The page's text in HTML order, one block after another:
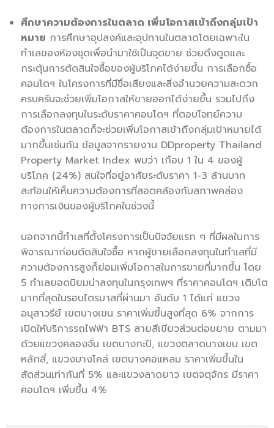
ศึกษาความต้องการในตลาด เพิ่มโอกาสเข้าถึงกลุ่มเป้า
หมาย การศึกษาอุปสงค์และอุปทานในตลาดโดยเฉพาะใน
ทำเลของห้องชุดเพื่อนำมาใช้เป็นจุดขาย ช่วยดึงดูดและ
กระตุ้นการตัดสินใจซื้อของผู้บริโภคได้ง่ายขึ้น การเลือกซื้อ
คอนโดฯ ในโครงการที่มีชื่อเสียงและสิ่งอำนวยความสะดวก
ครบครันจะช่วยเพิ่มโอกาสให้ขายออกได้ง่ายขึ้น รวมไปถึง
การเลือกลงทุนในระดับราคาคอนโดฯ ที่ตอบโจทย์ความ
ต้องการในตลาดก็จะช่วยเพิ่มโอกาสเข้าถึงกลุ่มเป้าหมายได้
มากขึ้นเช่นกัน ข้อมูลจากรายงาน DDproperty Thailand
Property Market Index พบว่า เกือบ 1 ใน 4 ของผู้
บริโภค (24%) สนใจที่อยู่อาศัยระดับราคา 1-3 ล้านบาท
สะท้อนให้เห็นความต้องการที่สอดคล้องกับสภาพคล่อง
ทางการเงินของผู้บริโภคในช่วงนี้
นอกจากนี้ทำเลที่ตั้งโครงการเป็นปัจจัยแรก ๆ ที่มีผลในการ
พิจารณาก่อนตัดสินใจซื้อ หากผู้ขายเลือกลงทุนในทำเลที่มี
ความต้องการสูงก็ย่อมเพิ่มโอกาสในการขายที่มากขึ้น โดย
5 ทำเลยอดนิยมน่าลงทุนในกรุงเทพฯ ที่ราคาคอนโดฯ เติบโต
มากที่สุดในรอบไตรมาสที่ผ่านมา อันดับ 1 ได้แก่ แขวง
อนุสาวรีย์ เขตบางเขน ราคาเพิ่มขึ้นสูงที่สุด 6% จากการ
เปิดให้บริการรถไฟฟ้า BTS สายสีเขียวส่วนต่อขยาย ตามมา
ด้วยแขวงคลองจั่น เขตบางกะปิ, แขวงตลาดบางเขน เขต
หลักสี่, แขวงบางโคล่ เขตบางคอแหลม ราคาเพิ่มขึ้นใน
สัดส่วนเท่ากันที่ 5% และแขวงลาดยาว เขตจตุจักร มีราคา
คอนโดฯ เพิ่มขึ้น 4%